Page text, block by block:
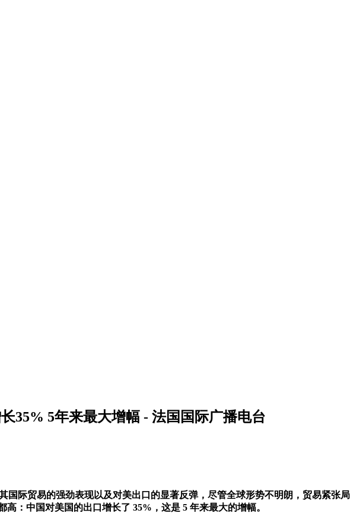
35% 5年来最大增幅 - 法国国际广播电台
际贸易的强劲表现以及对美出口的显著反弹，尽管全球形势不明朗，贸易紧张局
：中国对美国的出口增长了 35%，这是 5 年来最大的增幅。